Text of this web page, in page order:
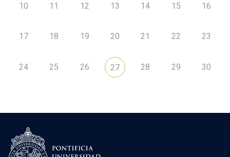
10 11 12 13 14 15 16
17 18 19 20 21 22 23
24 25 26 27 28 29 30